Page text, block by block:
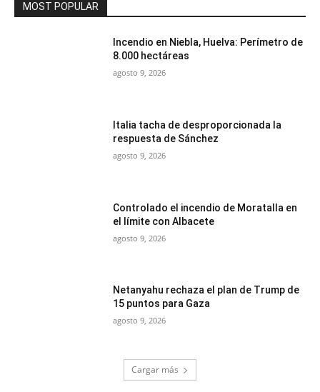
MOST POPULAR
Incendio en Niebla, Huelva: Perímetro de
8.000 hectáreas
agosto 9, 2026
Italia tacha de desproporcionada la
respuesta de Sánchez
agosto 9, 2026
Controlado el incendio de Moratalla en
el límite con Albacete
agosto 9, 2026
Netanyahu rechaza el plan de Trump de
15 puntos para Gaza
agosto 9, 2026
Cargar más